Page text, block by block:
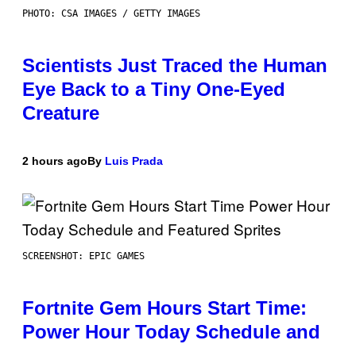
PHOTO: CSA IMAGES / GETTY IMAGES
Scientists Just Traced the Human
Eye Back to a Tiny One-Eyed
Creature
2 hours agoBy Luis Prada
SCREENSHOT: EPIC GAMES
Fortnite Gem Hours Start Time:
Power Hour Today Schedule and